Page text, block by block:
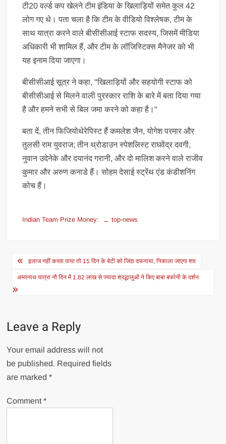
टी20 वर्ल्ड कप खेलने टीम इंडिया के खिलाड़ियों समेत कुल 42
लोग गए थे। पता चला है कि टीम के वीडियो विश्लेषक, टीम के
साथ यात्रा करने वाले बीसीसीआई स्टाफ सदस्य, जिसमें मीडिया
अधिकारी भी शामिल हैं, और टीम के लॉजिस्टिक्स मैनेजर को भी
यह इनाम दिया जाएगा।
बीसीसीआई सूत्र ने कहा, "खिलाड़ियों और सहयोगी स्टाफ को
बीसीसीआई से मिलने वाली पुरस्कार राशि के बारे में बता दिया गया
है और हमने सभी से बिल जमा करने को कहा है।"
बता दें, तीन फिजियोथेरेपिस्ट हैं कमलेश जैन, योगेश परमार और
तुलसी राम युवराज; तीन थ्रोडाउन स्पेशलिस्ट राघवेंद्र दवगी,
नुवान उदेनेके और दयानंद गरानी, ​​और दो मालिश करने वाले राजीव
कुमार और अरुण कनाडे हैं। सोहम देसाई स्ट्रेंथ एंड कंडीशनिंग
कोच हैं।
Indian Team Prize Money: top-news
Post
navigation
इलाज नहीं करवा पाया तो 15 दिन के बेटी को जिंदा दफनाया, निकाला जाएगा शव
अमरनाथ यात्रा नौ दिन में 1.82 लाख से ज्यादा श्रद्धालुओं ने किए बाबा बर्फानी के दर्शन
Leave a Reply
Your email address will not
be published. Required fields
are marked*
Comment*